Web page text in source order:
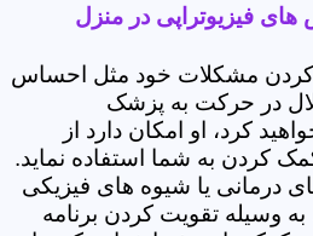
فیزیوتراپی در منزل
کردن مشکلات خود مثل احساس
در حرکت به پزشک
کرد، او امکان دارد از
کردن به شما استفاده نماید.
درمانی یا شیوه های فیزیکی
وسیله تقویت کردن برنامه